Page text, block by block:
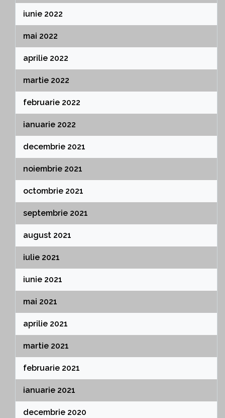
iunie 2022
mai 2022
aprilie 2022
martie 2022
februarie 2022
ianuarie 2022
decembrie 2021
noiembrie 2021
octombrie 2021
septembrie 2021
august 2021
iulie 2021
iunie 2021
mai 2021
aprilie 2021
martie 2021
februarie 2021
ianuarie 2021
decembrie 2020